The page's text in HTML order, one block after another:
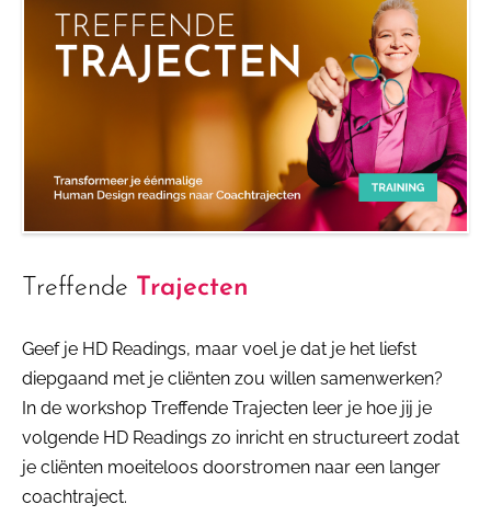
Treffende Trajecten
Geef je HD Readings, maar voel je dat je het liefst
diepgaand met je cliënten zou willen samenwerken?
In de workshop Treffende Trajecten leer je hoe jij je
volgende HD Readings zo inricht en structureert zodat
je cliënten moeiteloos doorstromen naar een langer
coachtraject.